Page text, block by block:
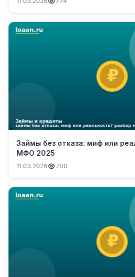
Займы без отказа: миф или
МФО 2025
11.03.2026 700